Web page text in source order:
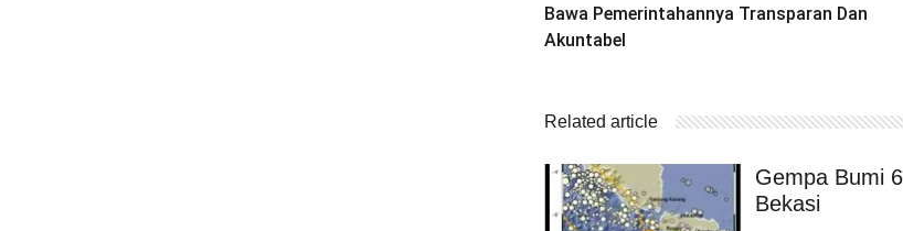
Bawa Pemerintahannya Transparan Dan
Akuntabel
Related article
Gempa Bumi
Bekasi